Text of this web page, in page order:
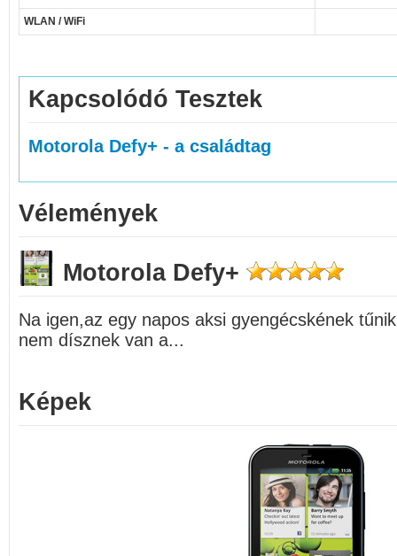
WLAN / WiFi
Kapcsolódó Tesztek
Motorola Defy+ - a családtag
Vélemények
Motorola Defy+
Na igen,az egy napos aksi gyengécskének
nem dísznek van a...
Képek